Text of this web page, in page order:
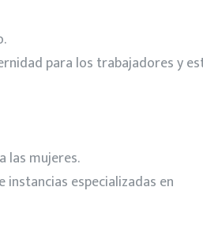
para los trabajadores y
las mujeres.
especializadas en